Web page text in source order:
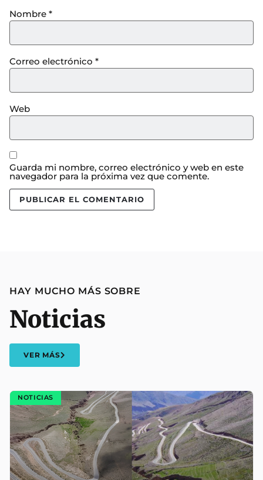
Nombre *
Correo electrónico *
Web
Guarda mi nombre, correo electrónico y web en este
navegador para la próxima vez que comente.
HAY MUCHO MÁS SOBRE
Noticias
VER MÁS
NOTICIAS